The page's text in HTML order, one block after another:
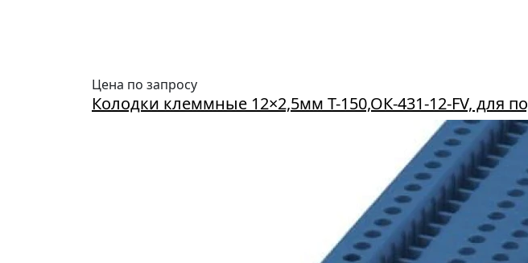
Цена по запросу
Колодки клеммные 12×2,5мм Т-150,ОК-431-12-FV, для